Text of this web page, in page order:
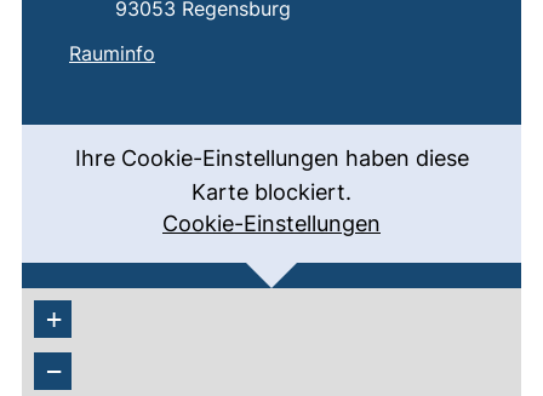
93053 Regensburg
Rauminfo
Ihre Cookie-Einstellungen haben diese
Karte blockiert.
Cookie-Einstellungen
+
−